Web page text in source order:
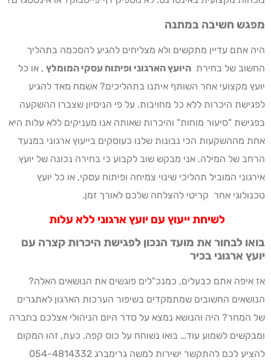
מפגש חשיבה במתנה
היה אתם עדיין מתקשים ולא מצליחים להגיע להסכמה בתהליך
החשוב של בחירת היועץ הארגוני ופיתוח עסקי המומלץ , או כל
יועץ מקצועי אחר השותף איתנו בתהליכים? אשמח מאד להגיע
לפגישת היכרות ללא כל מחויבות. על פי הניסיון שצברו ההשקעה
בפגישת "סיעור מוחות" והיכרות שאותה אנו מעניקים ללא עלות היא
אחת מההשקעות הכי נבונות שלנו כעוסקים בייעוץ ארגוני במנעד
הרחב של המילה. אני מבקש שוב לקבוע כי בחירה נכונה של יועץ
אירגוני המוביל תהליכי שינוי צמיחה ופיתוח עסקי, או כל יועץ
טכנולוגי אחר קריטי להצלחה שלכם לאורך זמן.
לשיחת ייעוץ עם יועץ ארגוני ללא עלות
בואו לבחור את מועד הנכון לפגישת היכרות קצרה עם
יועץ ארגוני בכיר
אז איפה אתם כבעלים, כמנכ"לים פוגשים את הנושאים האלה?
הנושאים החשובים שמתמקדים בשיפור הערכות הארגון לאתגרים
של המחר? היה והנושא נמצא על סדר היום הניהולי אצלכם בחברה
ומבקשים לשמוע עוד… בואו נשוחח על כוס קפה. כעת, זהו המקום
להציע לכם להתקשר ישירות למשה גרימברג 054-4814332